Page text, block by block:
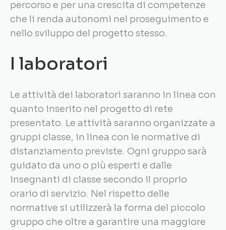
percorso e per una crescita di competenze
che li renda autonomi nel proseguimento e
nello sviluppo del progetto stesso.
I laboratori
Le attività dei laboratori saranno in linea con
quanto inserito nel progetto di rete
presentato. Le attività saranno organizzate a
gruppi classe, in linea con le normative di
distanziamento previste. Ogni gruppo sarà
guidato da uno o più esperti e dalle
insegnanti di classe secondo il proprio
orario di servizio. Nel rispetto delle
normative si utilizzerà la forma del piccolo
gruppo che oltre a garantire una maggiore